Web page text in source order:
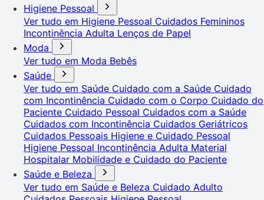
Higiene Pessoal
Ver tudo em Higiene Pessoal Cuidados Femininos
Incontinência Adulta Lenços de Papel
Moda
Ver tudo em Moda Bebês
Saúde
Ver tudo em Saúde Cuidado com a Saúde Cuidado
com Incontinência Cuidado com o Corpo Cuidado do
Paciente Cuidado Pessoal Cuidados com a Saúde
Cuidados com Incontinência Cuidados Geriátricos
Cuidados Pessoais Higiene e Cuidado Pessoal
Higiene Pessoal Incontinência Adulta Material
Hospitalar Mobilidade e Cuidado do Paciente
Saúde e Beleza
Ver tudo em Saúde e Beleza Cuidado Adulto